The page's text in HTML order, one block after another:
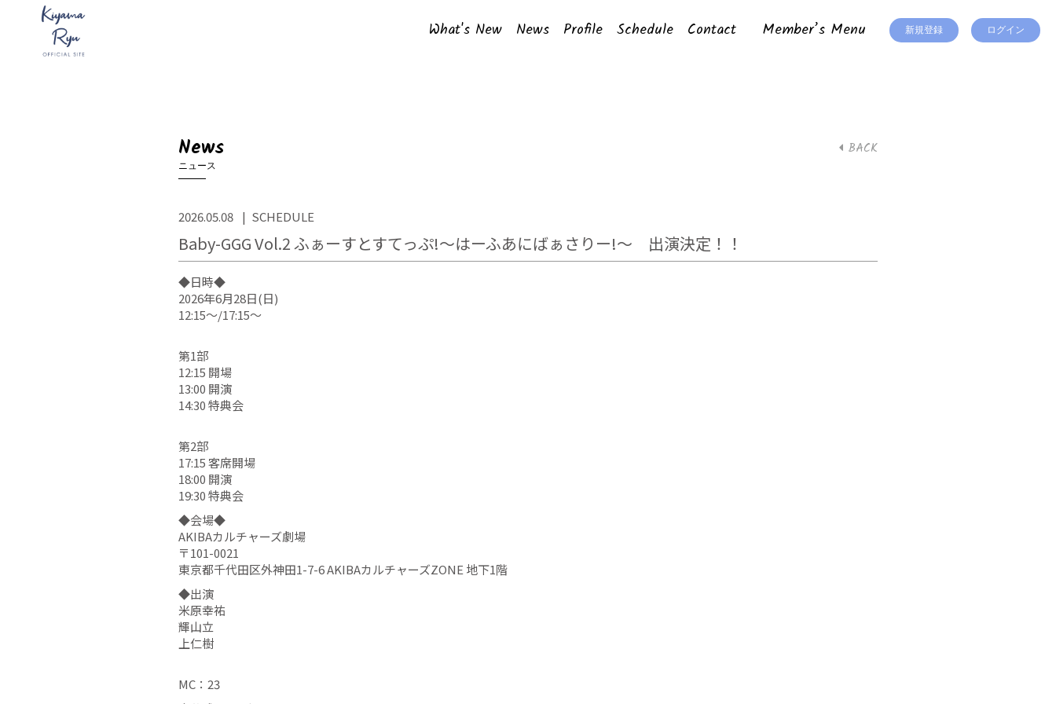
What's New News Profile Schedule Contact Member’s Menu 新規登録 ログイン
News
ニュース
BACK
2026.05.08 SCHEDULE
Baby-GGG Vol.2 ふぁーすとすてっぷ!〜はーふあにばぁさりー!～ 出演決定！！
◆日時◆
2026年6月28日(日)
12:15〜/17:15〜
第1部
12:15 開場
13:00 開演
14:30 特典会
第2部
17:15 客席開場
18:00 開演
19:30 特典会
◆会場◆
AKIBAカルチャーズ劇場
〒101-0021
東京都千代田区外神田1-7-6 AKIBAカルチャーズZONE 地下1階
◆出演
米原幸祐
輝山立
上仁樹
MC：23